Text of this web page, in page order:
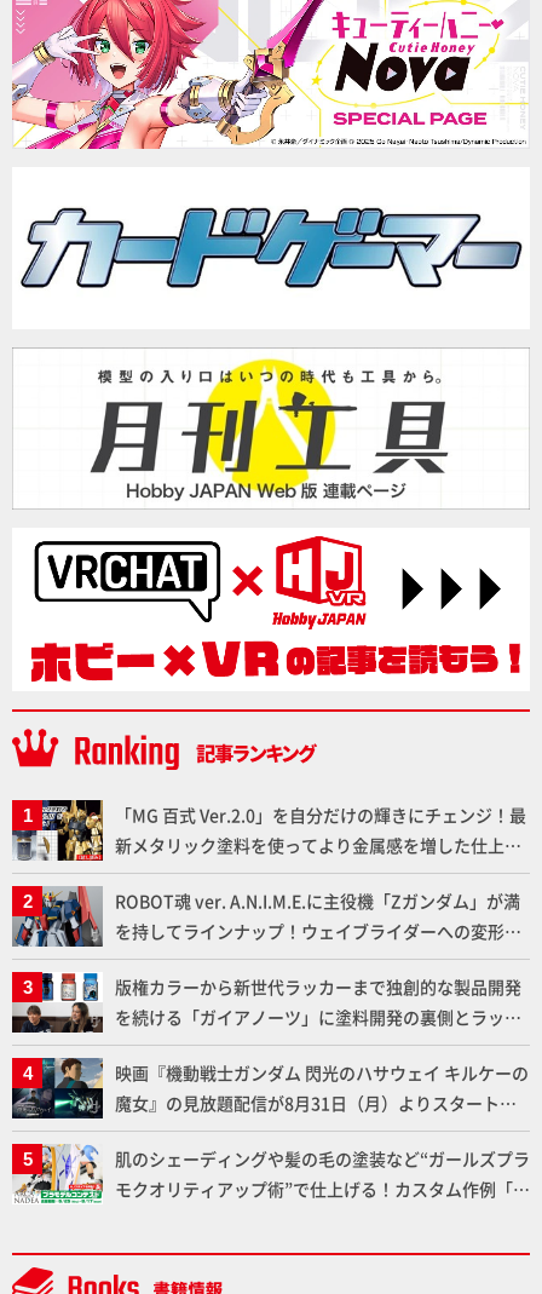
「MG 百式 Ver.2.0」を自分だけの輝きにチェンジ！最
新メタリック塗料を使ってより金属感を増した仕上が
りに!!【試し読み】
ROBOT魂 ver. A.N.I.M.E.に主役機「Zガンダム」が満
を持してラインナップ！ウェイブライダーへの変形、
劇中どおりのプロポーションを再現【機動戦士Zガン
ダム】
版権カラーから新世代ラッカーまで独創的な製品開発
を続ける「ガイアノーツ」に塗料開発の裏側とラッカ
ー塗料の未来についてインタビュー！
映画『機動戦士ガンダム 閃光のハサウェイ キルケーの
魔女』の見放題配信が8月31日（月）よりスタート！
Prime Videoで国内独占配信
肌のシェーディングや髪の毛の塗装など“ガールズプラ
モクオリティアップ術”で仕上げる！カスタム作例「白
デルコンテスト」～8月17日（月）11:59まで応募受付
中】